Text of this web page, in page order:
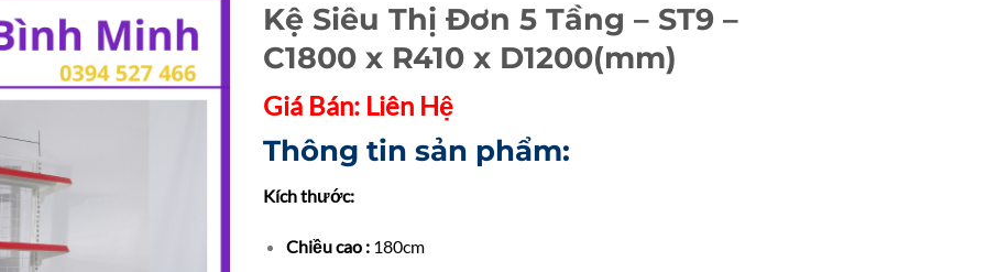
Add to
wishlist
Kệ Siêu Thị Đơn 5 Tầng – ST9 –
C1800 x R410 x D1200(mm)
Giá Bán: Liên Hệ
Thông tin sản phẩm:
Kích thước:
Chiều cao :180cm